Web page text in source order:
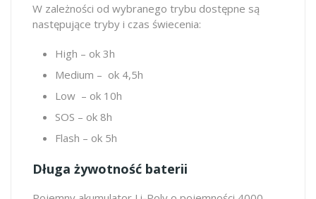
W zależności od wybranego trybu dostępne są
następujące tryby i czas świecenia:
High – ok 3h
Medium – ok 4,5h
Low – ok 10h
SOS – ok 8h
Flash – ok 5h
Długa żywotność baterii